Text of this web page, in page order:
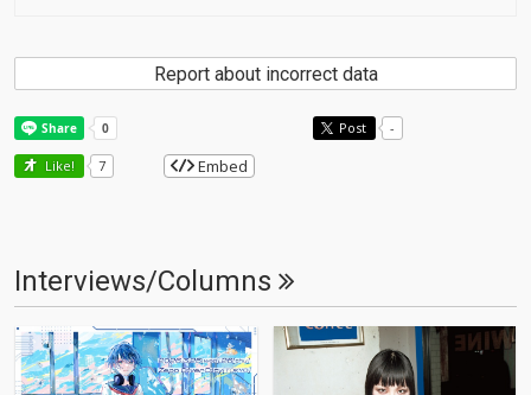
Report about incorrect data
Post -
Like! 7 Embed
Interviews/Columns